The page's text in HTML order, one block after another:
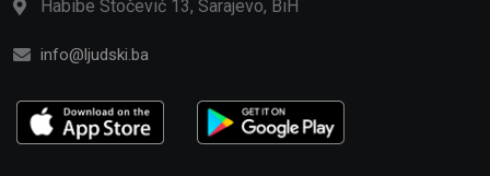
Habibe Stočević 13, Sarajevo, BiH
info@ljudski.ba